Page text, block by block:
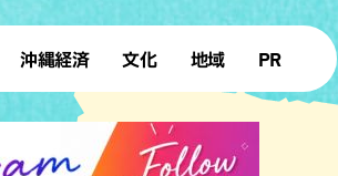
ース
占い
テレビ
沖縄経済 文化
復帰50年
地域
本島北部
本島南部
PR